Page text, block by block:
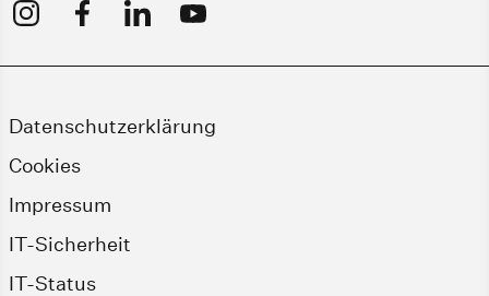
Datenschutzerklärung
Cookies
Impressum
IT-Sicherheit
IT-Status